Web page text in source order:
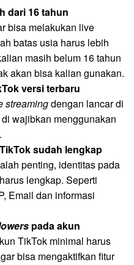
dari 16 tahun
bisa melakukan live
batas usia harus lebih
masih belum 16 tahun
akan bisa kalian gunakan.
versi terbaru
streamingdengan lancar di
wajibkan menggunakan
sudah lengkap
penting, identitas pada
lengkap. Seperti
Email dan informasi
pada akun
TikTok minimal harus
bisa mengaktifkan fitur